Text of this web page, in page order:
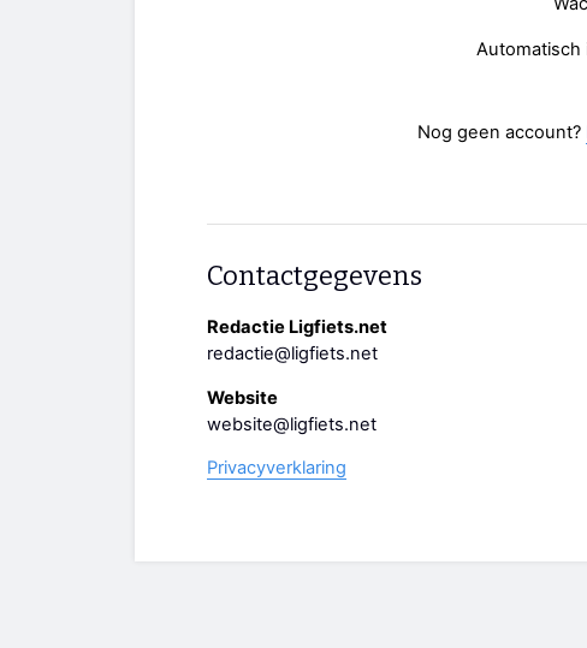
Automatisch
Nog geen account?
Contactgegevens
Redactie Ligfiets.net
redactie@ligfiets.net
Website
website@ligfiets.net
Privacyverklaring